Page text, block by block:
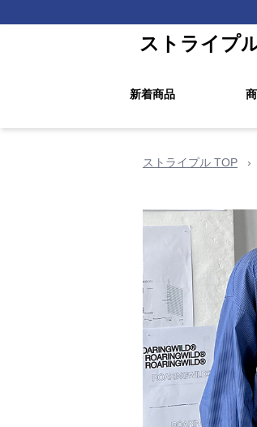
ストライプ
新着商品
ストライプル TOP ›